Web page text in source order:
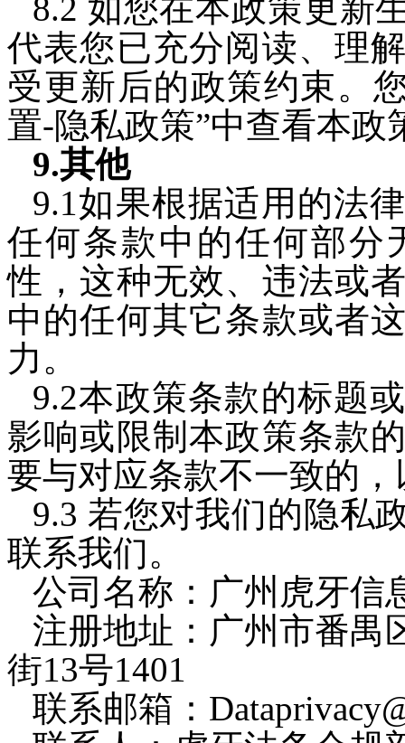
8.2 如您在本政策更新
代表您已充分阅读、理
受更新后的政策约束。
置-隐私政策”中查看本政
9.其他
9.1如果根据适用的法
任何条款中的任何部分
性，这种无效、违法或
中的任何其它条款或者
力。
9.2本政策条款的标题
影响或限制本政策条款
要与对应条款不一致的
9.3 若您对我们的隐私
联系我们。
公司名称：广州虎牙信
注册地址：广州市番禺
街13号1401
联系邮箱：